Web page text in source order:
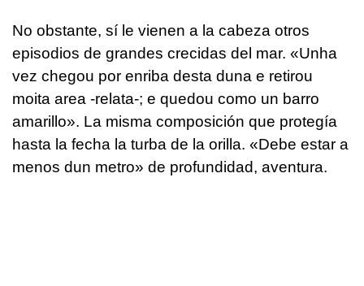
No obstante, sí le vienen a la cabeza otros
episodios de grandes crecidas del mar. «Unha
vez chegou por enriba desta duna e retirou
moita area -relata-; e quedou como un barro
amarillo». La misma composición que protegía
hasta la fecha la turba de la orilla. «Debe estar a
menos dun metro» de profundidad, aventura.